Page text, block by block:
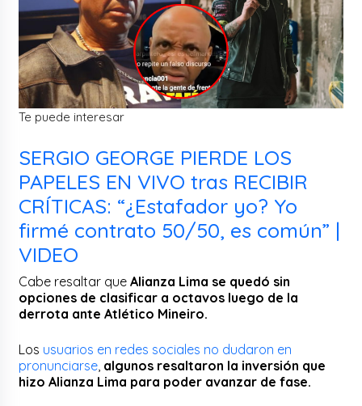
Te puede interesar
SERGIO GEORGE PIERDE LOS
PAPELES EN VIVO tras RECIBIR
CRÍTICAS: “¿Estafador yo? Yo
firmé contrato 50/50, es común” |
VIDEO
Cabe resaltar queAlianza Lima se quedó sin
opciones de clasificar a octavos luego de la
derrota ante Atlético Mineiro.
Los usuarios en redes sociales no dudaron en
pronunciarse algunos resaltaron la inversión que
hizo Alianza Lima para poder avanzar de fase.